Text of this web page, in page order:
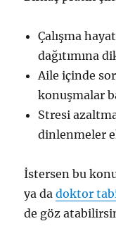
Çalışma
dağıtımına
Aile içinde
konuşmalar
Stresi
dinlenmeler
İstersen bu
ya dadoktor
de göz